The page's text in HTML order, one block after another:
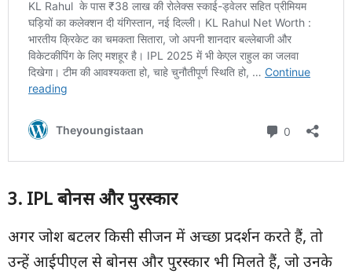
3. IPL बोनस और पुरस्कार
अगर जोश बटलर किसी सीजन में अच्छा प्रदर्शन करते हैं, तो
उन्हें आईपीएल से बोनस और पुरस्कार भी मिलते हैं, जो उनके